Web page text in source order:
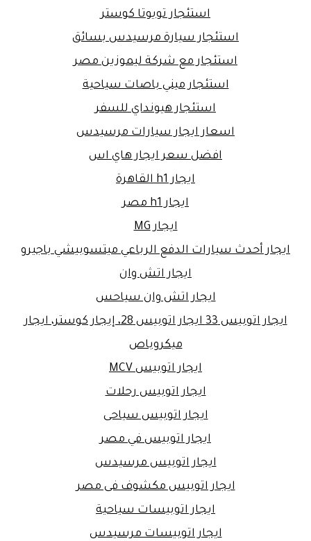
استئجار تويوتا كوستر
استئجار سيارة مرسيدس بسائق
استئجار مع شركة ليموزين مصر
استئجار ميني باصات سياحية
استئجار هيونداي للسفر
اسعار ايجار سيارات مرسيدس
افضل سعر ايجار هاي اس
ايجار h1 القاهرة
ايجار h1 مصر
ايجار MG
ايجار أحدث سيارات الدفع الرباعي ميتسوبيشي باجيرو
ايجار اتش وان
ايجار اتش وان سياحس
ايجار اتوبيس 33 ايجار اتوبيس 28، إيجار كوستر، ايجار
ميكروباص
ايجار اتوبيس MCV
ايجار اتوبيس رحلات
ايجار اتوبيس سياحى
ايجار اتوبيس في مصر
ايجار اتوبيس مرسيدس
ايجار اتوبيس مكشوف فى مصر
ايجار اتوبيسات سياحية
ايجار اتوبيسات مرسيدس